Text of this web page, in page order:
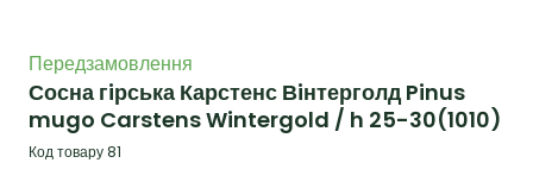
Передзамовлення
Сосна гiрська Карстенс Вiнтерголд Pinus
mugo Carstens Wintergold / h 25-30(1010)
Код товару 81